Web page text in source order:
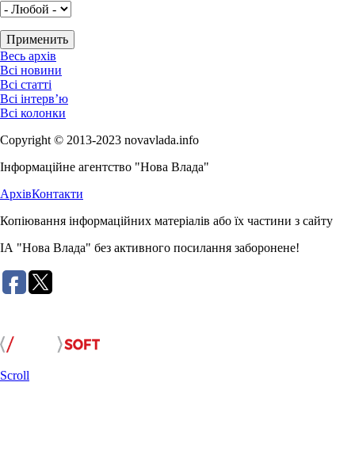
Весь архів
Всі новини
Всі статті
Всі інтерв’ю
Всі колонки
Copyright © 2013-2023 novavlada.info
Інформаційне агентство "Нова Влада"
АрхівКонтакти
Копіювання інформаційних матеріалів або їх частини з сайту
ІА "Нова Влада" без активного посилання заборонене!
Scroll